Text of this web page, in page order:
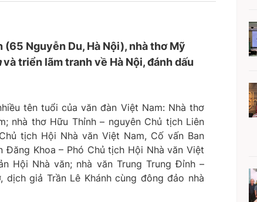
Nguyễn Du, Hà Nội), nhà thơ Mỹ
và triển lãm tranh về Hà Nội, đánh dấu
tên tuổi của văn đàn Việt Nam: Nhà thơ
nhà thơ Hữu Thỉnh – nguyên Chủ tịch Liên
tịch Hội Nhà văn Việt Nam, Cố vấn Ban
Đăng Khoa – Phó Chủ tịch Hội Nhà văn Việt
Hội Nhà văn; nhà văn Trung Trung Đỉnh –
giả Trần Lê Khánh cùng đông đảo nhà